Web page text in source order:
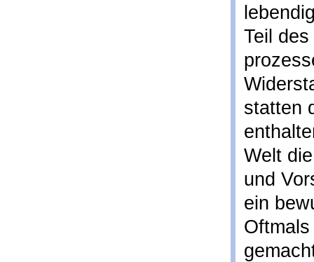
Teil
statten
Welt
und
ein